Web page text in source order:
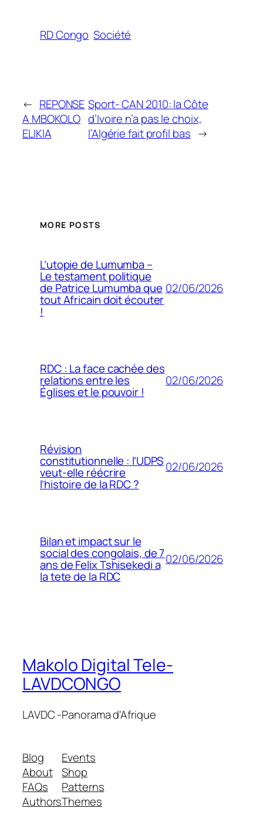
RD Congo Société
← REPONSE
A MBOKOLO
ELIKIA
Sport- CAN 2010: la Côte
d’Ivoire n’a pas le choix,
l’Algérie fait profil bas →
MORE POSTS
L’utopie de Lumumba –
Le testament politique
de Patrice Lumumba que
tout Africain doit écouter
!
02/06/2026
RDC : La face cachée des
relations entre les
Églises et le pouvoir !
02/06/2026
Révision
constitutionnelle : l’UDPS
veut-elle réécrire
l’histoire de la RDC ?
02/06/2026
Bilan et impact sur le
social des congolais, de 7
ans de Felix Tshisekedi a
la tete de la RDC
02/06/2026
Makolo Digital Tele-
LAVDCONGO
LAVDC -Panorama d'Afrique
Blog
About
FAQs
Authors
Events
Shop
Patterns
Themes